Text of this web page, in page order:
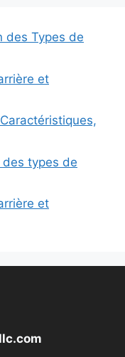
des Types de
et
des types de
et